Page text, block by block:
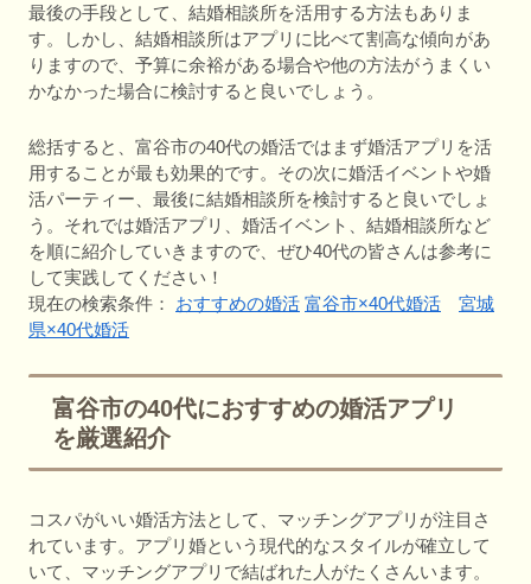
最後の手段として、結婚相談所を活用する方法もありま
す。しかし、結婚相談所はアプリに比べて割高な傾向があ
りますので、予算に余裕がある場合や他の方法がうまくい
かなかった場合に検討すると良いでしょう。
総括すると、富谷市の40代の婚活ではまず婚活アプリを活
用することが最も効果的です。その次に婚活イベントや婚
活パーティー、最後に結婚相談所を検討すると良いでしょ
う。それでは婚活アプリ、婚活イベント、結婚相談所など
を順に紹介していきますので、ぜひ40代の皆さんは参考に
して実践してください！
現在の検索条件： おすすめの婚活 富谷市×40代婚活
宮城
県×40代婚活
富谷市の40代におすすめの婚活アプリ
を厳選紹介
コスパがいい婚活方法として、マッチングアプリが注目さ
れています。アプリ婚という現代的なスタイルが確立して
いて、マッチングアプリで結ばれた人がたくさんいます。